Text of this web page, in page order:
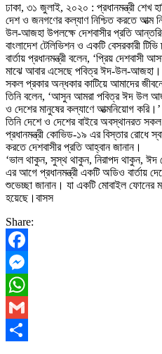
ঢাকা, ৩১ জুলাই, ২০২০ : প্রধানমন্ত্রী শেখ
দেশ ও জনগণের কল্যাণ নিশ্চিত করতে আত্ম
উল-আজহা উপলক্ষে দেশবাসীর প্রতি
বাংলাদেশ টেলিভিশন ও একটি বেসরকারী
বার্তায় প্রধানমন্ত্রী বলেন, ‘প্রিয়
মাঝে আবার এসেছে পবিত্র ঈদ-উল-আজহা।
সকল প্রকার অন্ধকার কাটিয়ে আমাদের
তিনি বলেন, ‘আসুন আমরা পবিত্র ঈদ উল
ও দেশের মানুষের কল্যাণে আত্মনিয়োগ করি।’
তিনি দেশে ও দেশের বাইরে অবস্থানরত
প্রধানমন্ত্রী কোভিড-১৯ এর বিস্তার রোধে
করতে দেশবাসীর প্রতি আহ্বান জানান।
‘ভাল থাকুন, সুস্থ থাকুন, নিরাপদ থাকুন, ঈদ
এর আগে প্রধানমন্ত্রী একটি অডিও বার্তায়
শুভেচ্ছা জানান। যা একটি মোবাইল ফোনের
হয়েছে।বাসস
Share:
Facebook
Messenger
WhatsApp
Gmail